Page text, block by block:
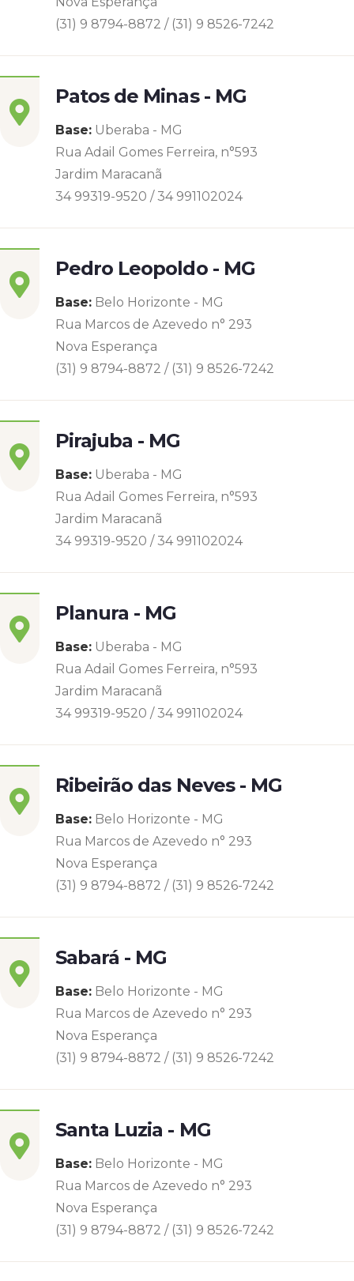
(31) 9 8794-8872 / (31) 9 8526-7242
Patos de Minas - MG
Base: Uberaba - MG
Rua Adail Gomes Ferreira, n°593
Jardim Maracanã
34 99319-9520 / 34 991102024
Pedro Leopoldo - MG
Base: Belo Horizonte - MG
Rua Marcos de Azevedo n° 293
Nova Esperança
(31) 9 8794-8872 / (31) 9 8526-7242
Pirajuba - MG
Base: Uberaba - MG
Rua Adail Gomes Ferreira, n°593
Jardim Maracanã
34 99319-9520 / 34 991102024
Planura - MG
Base: Uberaba - MG
Rua Adail Gomes Ferreira, n°593
Jardim Maracanã
34 99319-9520 / 34 991102024
Ribeirão das Neves - MG
Base: Belo Horizonte - MG
Rua Marcos de Azevedo n° 293
Nova Esperança
(31) 9 8794-8872 / (31) 9 8526-7242
Sabará - MG
Base: Belo Horizonte - MG
Rua Marcos de Azevedo n° 293
Nova Esperança
(31) 9 8794-8872 / (31) 9 8526-7242
Santa Luzia - MG
Base: Belo Horizonte - MG
Rua Marcos de Azevedo n° 293
Nova Esperança
(31) 9 8794-8872 / (31) 9 8526-7242